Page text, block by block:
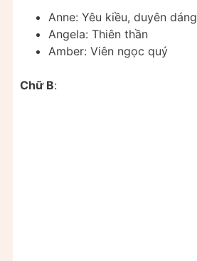
Anne: Yêu kiều, duyên dáng
Angela: Thiên thần
Amber: Viên ngọc quý
Chữ B: